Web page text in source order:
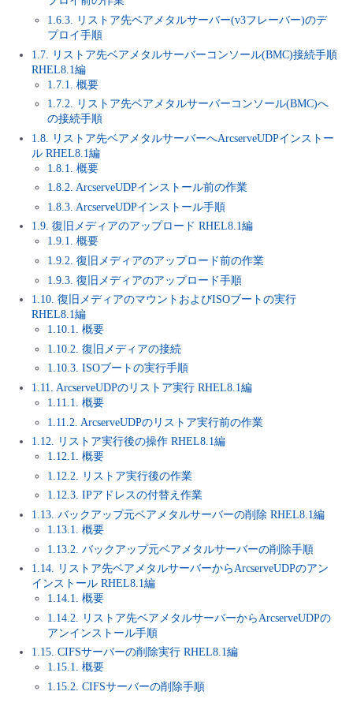
- Flexible InterConnect
- Flexible Remote Access
- vUTM2
1.6.3. リストア先ベアメタルサーバー(v3フレーバー)のデ
プロイ手順
1.7. リストア先ベアメタルサーバーコンソール(BMC)接続手順
RHEL8.1編
1.7.1. 概要
1.7.2. リストア先ベアメタルサーバーコンソール(BMC)へ
の接続手順
1.8. リストア先ベアメタルサーバーへArcserveUDPインストー
ル RHEL8.1編
1.8.1. 概要
1.8.2. ArcserveUDPインストール前の作業
1.8.3. ArcserveUDPインストール手順
1.9. 復旧メディアのアップロード RHEL8.1編
1.9.1. 概要
1.9.2. 復旧メディアのアップロード前の作業
1.9.3. 復旧メディアのアップロード手順
1.10. 復旧メディアのマウントおよびISOブートの実行
RHEL8.1編
1.10.1. 概要
1.10.2. 復旧メディアの接続
1.10.3. ISOブートの実行手順
1.11. ArcserveUDPのリストア実行 RHEL8.1編
1.11.1. 概要
1.11.2. ArcserveUDPのリストア実行前の作業
1.12. リストア実行後の操作 RHEL8.1編
1.12.1. 概要
1.12.2. リストア実行後の作業
1.12.3. IPアドレスの付替え作業
1.13. バックアップ元ベアメタルサーバーの削除 RHEL8.1編
1.13.1. 概要
1.13.2. バックアップ元ベアメタルサーバーの削除手順
1.14. リストア先ベアメタルサーバーからArcserveUDPのアン
インストール RHEL8.1編
1.14.1. 概要
1.14.2. リストア先ベアメタルサーバーからArcserveUDPの
アンインストール手順
1.15. CIFSサーバーの削除実行 RHEL8.1編
1.15.1. 概要
1.15.2. CIFSサーバーの削除手順